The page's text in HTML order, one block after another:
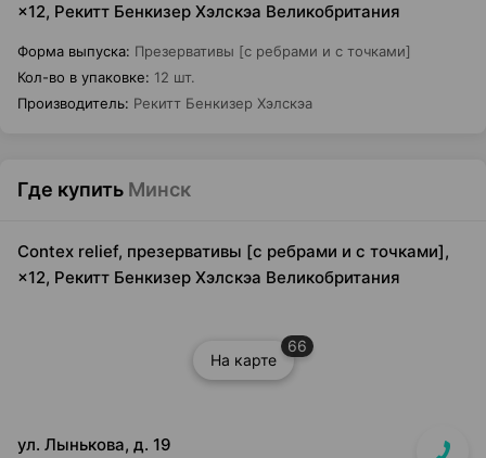
×12, Рекитт Бенкизер Хэлскэа Великобритания
Форма выпуска: Презервативы [с ребрами и с точками]
Кол-во в упаковке: 12 шт.
Производитель: Рекитт Бенкизер Хэлскэа
Где купить Минск
Contex relief, презервативы [с ребрами и с точками],
×12, Рекитт Бенкизер Хэлскэа Великобритания
На карте
66
ул. Лынькова, д. 19